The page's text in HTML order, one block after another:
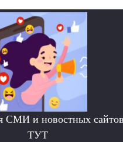
СМИ и новостных сайтов
ТУТ